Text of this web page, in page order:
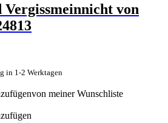
von
in 1-2 Werktagen
von meiner Wunschliste